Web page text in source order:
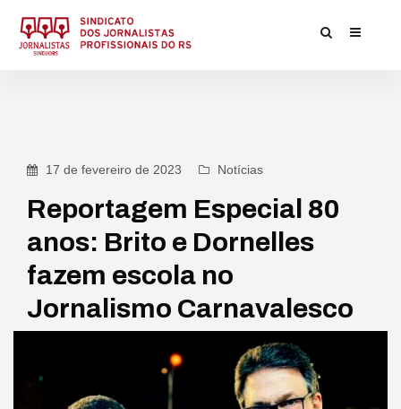
17 de fevereiro de 2023 Notícias
Reportagem Especial 80
anos: Brito e Dornelles
fazem escola no
Jornalismo Carnavalesco